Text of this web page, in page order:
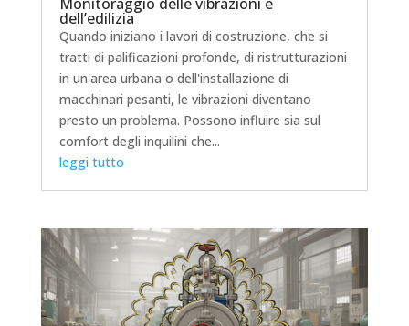
dell’edilizia
Quando iniziano i lavori di costruzione, che si
tratti di palificazioni profonde, di ristrutturazioni
in un'area urbana o dell'installazione di
macchinari pesanti, le vibrazioni diventano
presto un problema. Possono influire sia sul
comfort degli inquilini che...
leggi tutto